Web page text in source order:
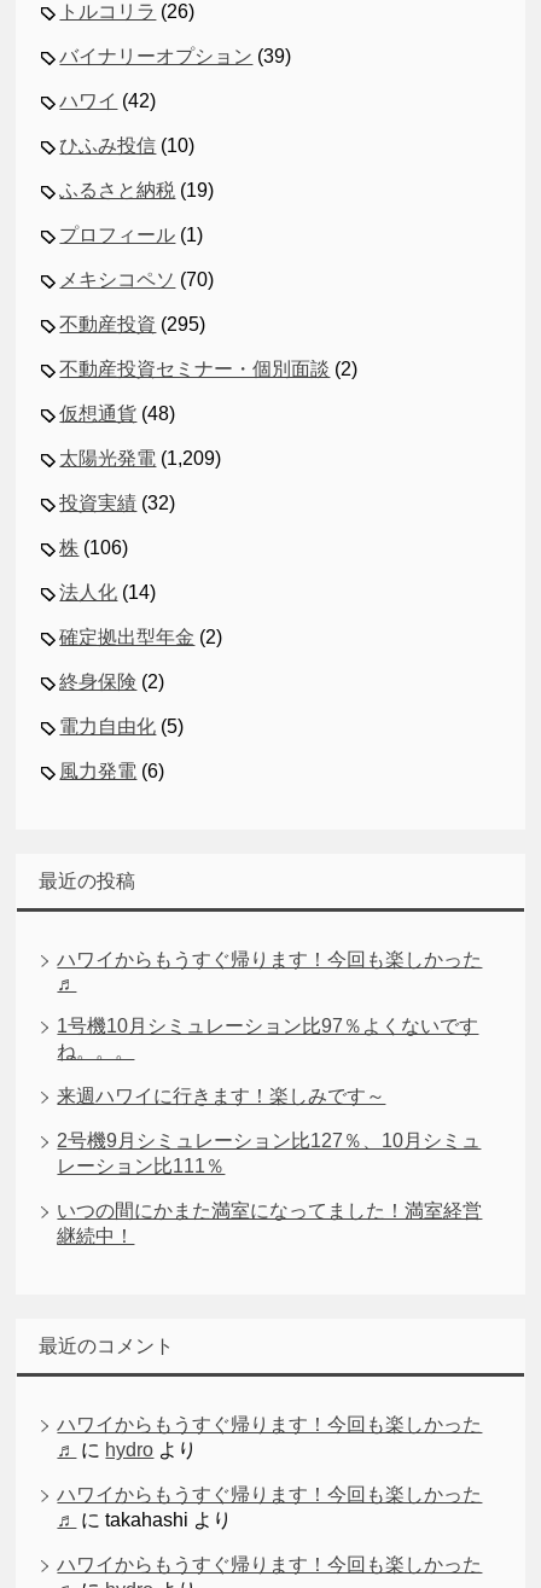
トルコリラ (26)
バイナリーオプション (39)
ハワイ (42)
ひふみ投信 (10)
ふるさと納税 (19)
プロフィール (1)
メキシコペソ (70)
不動産投資 (295)
不動産投資セミナー・個別面談 (2)
仮想通貨 (48)
太陽光発電 (1,209)
投資実績 (32)
株 (106)
法人化 (14)
確定拠出型年金 (2)
終身保険 (2)
電力自由化 (5)
風力発電 (6)
最近の投稿
ハワイからもうすぐ帰ります！今回も楽しかった
♬
1号機10月シミュレーション比97％よくないです
ね。。。
来週ハワイに行きます！楽しみです～
2号機9月シミュレーション比127％、10月シミュ
レーション比111％
いつの間にかまた満室になってました！満室経営
継続中！
最近のコメント
ハワイからもうすぐ帰ります！今回も楽しかった
♬
に hydro より
ハワイからもうすぐ帰ります！今回も楽しかった
♬
にtakahashi より
ハワイからもうすぐ帰ります！今回も楽しかった